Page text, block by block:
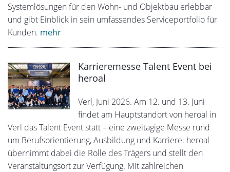
Systemlösungen für den Wohn- und Objektbau erlebbar
und gibt Einblick in sein umfassendes Serviceportfolio für
Kunden. mehr
Karrieremesse Talent Event bei
heroal
Verl, Juni 2026. Am 12. und 13. Juni
findet am Hauptstandort von heroal in
Verl das Talent Event statt – eine zweitägige Messe rund
um Berufsorientierung, Ausbildung und Karriere. heroal
übernimmt dabei die Rolle des Trägers und stellt den
Veranstaltungsort zur Verfügung. Mit zahlreichen